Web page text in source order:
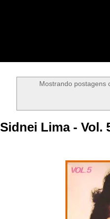
Mostrando postagens
Sidnei Lima - Vol.